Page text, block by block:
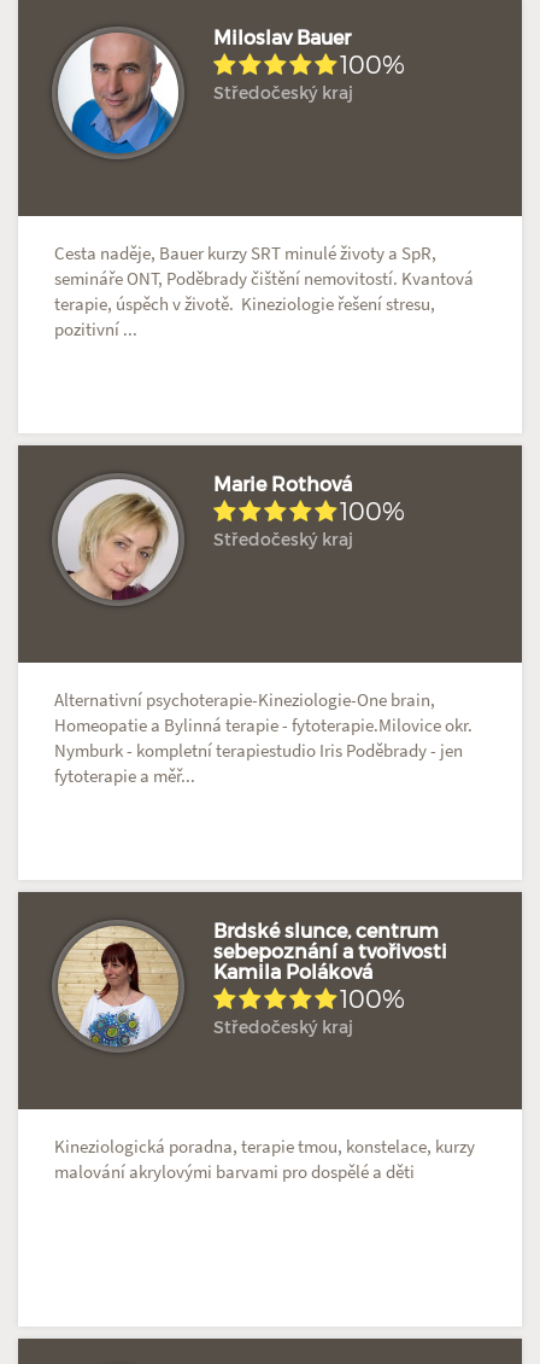
Miloslav Bauer
100%
Středočeský kraj
Cesta naděje, Bauer kurzy SRT minulé životy a SpR,
semináře ONT, Poděbrady čištění nemovitostí. Kvantová
terapie, úspěch v životě. Kineziologie řešení stresu,
pozitivní ...
Marie Rothová
100%
Středočeský kraj
Alternativní psychoterapie-Kineziologie-One brain,
Homeopatie a Bylinná terapie - fytoterapie.Milovice okr.
Nymburk - kompletní terapiestudio Iris Poděbrady - jen
fytoterapie a měř...
Brdské slunce, centrum
sebepoznání a tvořivosti
Kamila Poláková
100%
Středočeský kraj
Kineziologická poradna, terapie tmou, konstelace, kurzy
malování akrylovými barvami pro dospělé a děti
Hodnoceno: 2×
Hodnoceno: 2×
Hodnoceno: 2× Profil terapeuta